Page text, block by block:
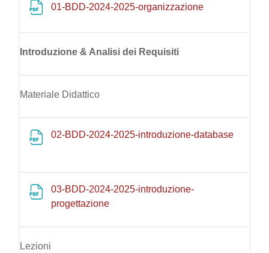
01-BDD-2024-2025-organizzazione
Introduzione & Analisi dei Requisiti
Materiale Didattico
02-BDD-2024-2025-introduzione-databaseFile
03-BDD-2024-2025-introduzione-
progettazione
Lezioni